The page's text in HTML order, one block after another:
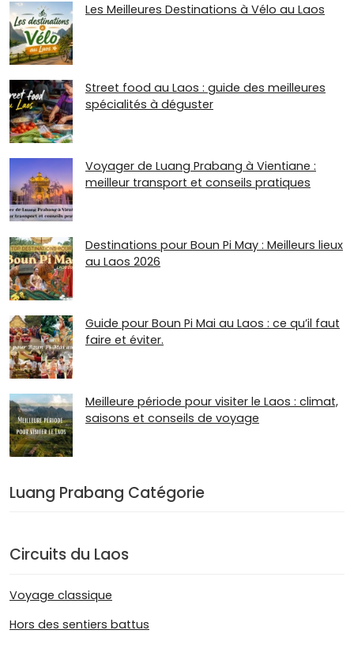
Les Meilleures Destinations à Vélo au Laos
Street food au Laos : guide des meilleures
spécialités à déguster
Voyager de Luang Prabang à Vientiane :
meilleur transport et conseils pratiques
Destinations pour Boun Pi May : Meilleurs lieux
au Laos 2026
Guide pour Boun Pi Mai au Laos : ce qu’il faut
faire et éviter.
Meilleure période pour visiter le Laos : climat,
saisons et conseils de voyage
Luang Prabang Catégorie
Circuits du Laos
Voyage classique
Hors des sentiers battus